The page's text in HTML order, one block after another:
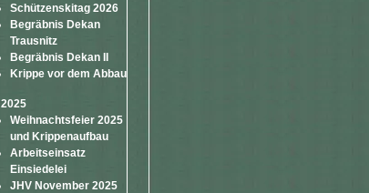
Schützenskitag 2026
Begräbnis Dekan
Trausnitz
Begräbnis Dekan II
Krippe vor dem Abbau
2025
Weihnachtsfeier 2025
und Krippenaufbau
Arbeitseinsatz
Einsiedelei
JHV November 2025